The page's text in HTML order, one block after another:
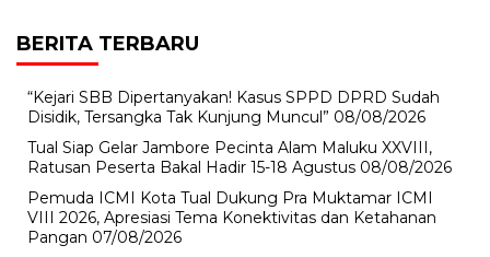
BERITA TERBARU
“Kejari SBB Dipertanyakan! Kasus SPPD DPRD Sudah
Disidik, Tersangka Tak Kunjung Muncul” 08/08/2026
Tual Siap Gelar Jambore Pecinta Alam Maluku XXVIII,
Ratusan Peserta Bakal Hadir 15-18 Agustus 08/08/2026
Pemuda ICMI Kota Tual Dukung Pra Muktamar ICMI
VIII 2026, Apresiasi Tema Konektivitas dan Ketahanan
Pangan 07/08/2026